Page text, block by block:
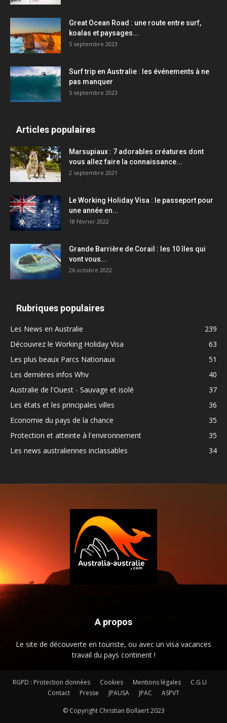
Great Ocean Road : une route entre surf,
koalas et paysages...
5 septembre 2023
Surf trip en Australie : les événements à ne
pas manquer
5 septembre 2023
Articles populaires
Marsupiaux : 7 adorables créatures dont
vous allez faire la connaissance...
2 septembre 2021
Le Working Holiday Visa : le passeport pour
une année en...
18 février 2022
Grande Barrière de Corail : les 10 îles qui
vont vous...
26 octobre 2022
Rubriques populaires
Les News en Australie
239
Découvrez le Working Holiday Visa
63
Les plus beaux Parcs Nationaux
51
Les dernières infos Whv
40
Australie de l'Ouest - Sauvage et isolé
37
Les états et les principales villes
36
Economie du pays de la chance
35
Protection et atteinte à l'environnement
35
Les news australiennes inclassables
34
A propos
Le site de découverte en touriste, ou avec un visa vacances
travail du pays continent !
RGPD : Protection données Cookies Mentions légales
C.G.U
Contact
Presse JPAUSA JPAC ASPVT
© Copyright Christian Bollaert 2023